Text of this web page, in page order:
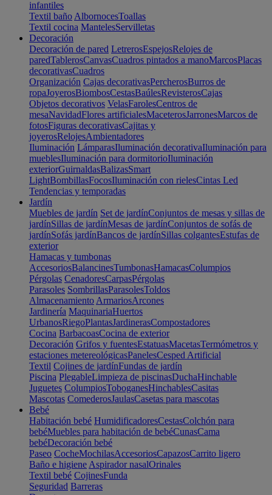
infantiles
Textil baño AlbornocesToallas
Textil cocina MantelesServilletas
Decoración
Decoración de pared LetrerosEspejosRelojes de
paredTablerosCanvasCuadros pintados a manoMarcosPlacas
decorativasCuadros
Organización Cajas decorativasPercherosBurros de
ropaJoyerosBiombosCestasBaúlesRevisterosCajas
Objetos decorativos VelasFarolesCentros de
mesaNavidadFlores artificialesMaceterosJarronesMarcos de
fotosFiguras decorativasCajitas y
joyerosRelojesAmbientadores
Iluminación LámparasIluminación decorativaIluminación para
mueblesIluminación para dormitorioIluminación
exteriorGuirnaldasBalizasSmart
LightBombillasFocosIluminación con rielesCintas Led
Tendencias y temporadas
Jardín
Muebles de jardín Set de jardínConjuntos de mesas y sillas de
jardínSillas de jardínMesas de jardínConjuntos de sofás de
jardínSofás jardínBancos de jardínSillas colgantesEstufas de
exterior
Hamacas y tumbonas
AccesoriosBalancinesTumbonasHamacasColumpios
Pérgolas CenadoresCarpasPérgolas
Parasoles SombrillasParasolesToldos
Almacenamiento ArmariosArcones
Jardinería MaquinariaHuertos
UrbanosRiegoPlantasJardinerasCompostadores
Cocina BarbacoasCocina de exterior
Decoración Grifos y fuentesEstatuasMacetasTermómetros y
estaciones metereológicasPanelesCesped Artificial
Textil Cojines de jardínFundas de jardín
Piscina PlegableLimpieza de piscinasDuchaHinchable
Juguetes ColumpiosToboganesHinchablesCasitas
Mascotas ComederosJaulasCasetas para mascotas
Bebé
Habitación bebé HumidificadoresCestasColchón para
bebéMuebles para habitación de bebéCunasCama
bebéDecoración bebé
Paseo CocheMochilasAccesoriosCapazosCarrito ligero
Baño e higiene Aspirador nasalOrinales
Textil bebé CojinesFunda
Seguridad Barreras